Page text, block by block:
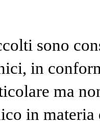
sono
in
ma
in